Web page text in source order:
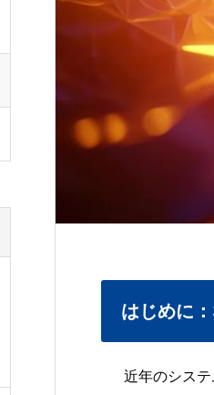
はじめに
近年のシス